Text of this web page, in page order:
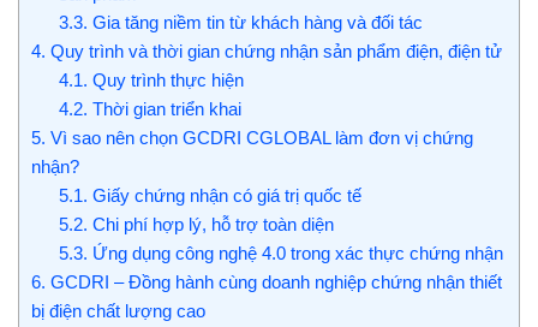
3.3. Gia tăng niềm tin từ khách hàng và đối tác
4. Quy trình và thời gian chứng nhận sản phẩm điện, điện tử
4.1. Quy trình thực hiện
4.2. Thời gian triển khai
5. Vì sao nên chọn GCDRI CGLOBAL làm đơn vị chứng
nhận?
5.1. Giấy chứng nhận có giá trị quốc tế
5.2. Chi phí hợp lý, hỗ trợ toàn diện
5.3. Ứng dụng công nghệ 4.0 trong xác thực chứng nhận
6. GCDRI – Đồng hành cùng doanh nghiệp chứng nhận thiết
bị điện chất lượng cao